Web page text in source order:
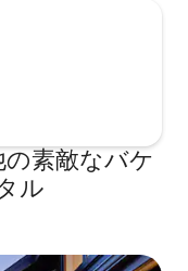
素敵なバケ
ル